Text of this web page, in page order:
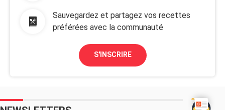
Sauvegardez et partagez vos recettes
préférées avec la communauté
S'INSCRIRE